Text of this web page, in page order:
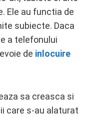
Ele au functia de
subiecte. Daca
a telefonului
de inlocuire
sa creasca si
care s-au alaturat